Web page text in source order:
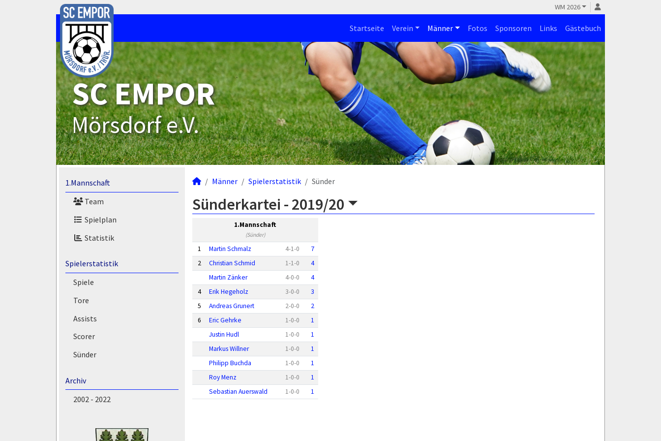
WM 2026
Startseite Verein Männer Fotos Sponsoren Links Gästebuch
SC EMPOR
Mörsdorf e.V.
1.Mannschaft
Team
Spielplan
Statistik
Spielerstatistik
Spiele
Tore
Assists
Scorer
Sünder
Archiv
2002 - 2022
Männer Spielerstatistik Sünder
Sünderkartei - 2019/20
1.Mannschaft
(Sünder)
1 Martin Schmalz 4-1-0
7
2
Christian Schmid 1-1-0
4
Martin Zänker
4-0-0
4
4
Erik Hegeholz 3-0-0
3
5
Andreas Grunert 2-0-0
2
6
Eric Gehrke 1-0-0
1
Justin Hudl
1-0-0
1
Markus Willner
1-0-0
1
Philipp Buchda
1-0-0
1
Roy Menz
1-0-0
1
Sebastian Auerswald
1-0-0 1